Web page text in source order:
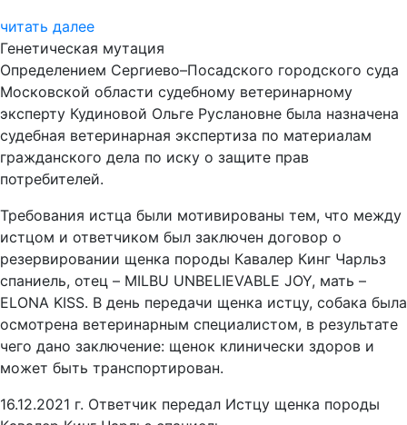
читать далее
Генетическая мутация
Определением Сергиево–Посадского городского суда
Московской области судебному ветеринарному
эксперту Кудиновой Ольге Руслановне была назначена
судебная ветеринарная экспертиза по материалам
гражданского дела по иску о защите прав
потребителей.
Требования истца были мотивированы тем, что между
истцом и ответчиком был заключен договор о
резервировании щенка породы Кавалер Кинг Чарльз
спаниель, отец – MILBU UNBELIEVABLE JOY, мать –
ELONA KISS. В день передачи щенка истцу, собака была
осмотрена ветеринарным специалистом, в результате
чего дано заключение: щенок клинически здоров и
может быть транспортирован.
16.12.2021 г. Ответчик передал Истцу щенка породы